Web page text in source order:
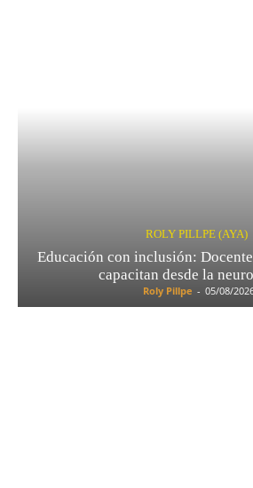
ROLY PILLPE (AYA)
Educación con inclusión:
capacitan desde la
Roly Pillpe - 05/08/